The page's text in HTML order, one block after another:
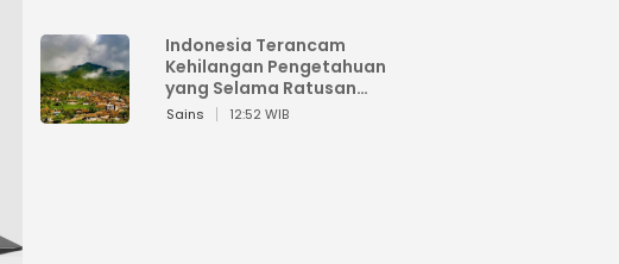
Indonesia Terancam
Kehilangan Pengetahuan
yang Selama Ratusan
Tahun Menjaga Alam
Sains 12:52 WIB